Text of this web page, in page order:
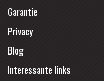
Garantie
Privacy
Blog
Interessante links